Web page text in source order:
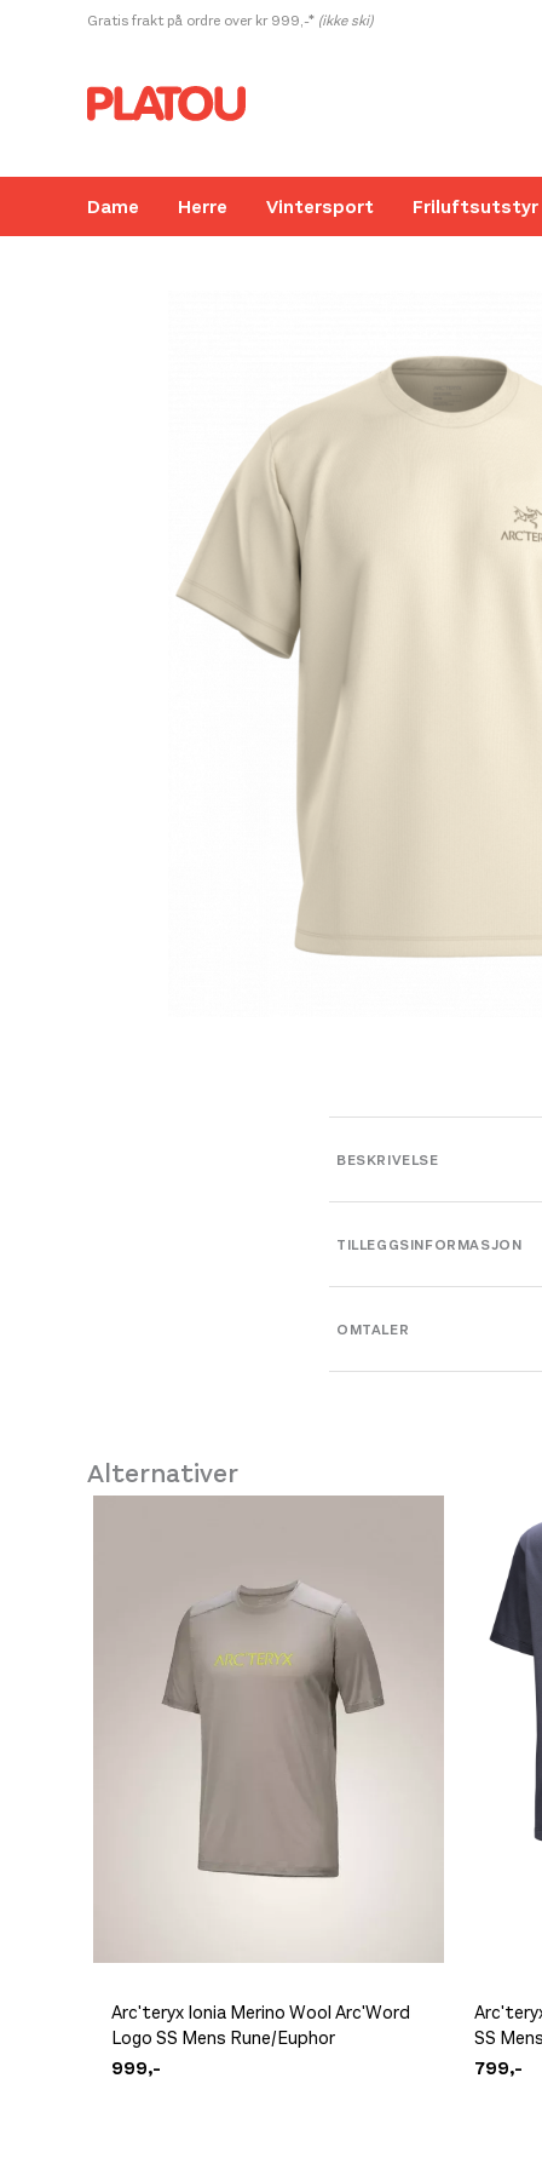
Gratis frakt på ordre over kr 999,-* (ikke ski)
Dame Herre Vintersport Friluftsutstyr
BESKRIVELSE
TILLEGGSINFORMASJON
Leverandør
OMTALER
Alternativer
Arc'teryx Ionia Merino Wool Arc'Word
Logo SS Mens Rune/Euphor
999,-
SS
799,-